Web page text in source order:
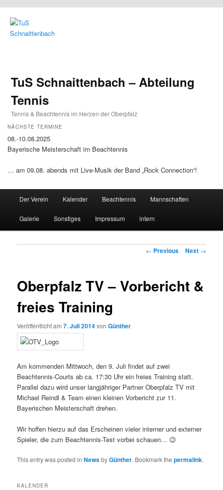
TuS Schnaittenbach – Abteilung
Tennis
Tennis & Beachtennis im Herzen der Oberpfalz
NÄCHSTE TERMINE
08.-10.08.2025
Bayerische Meisterschaft im Beachtennis
… am 09.08. abends mit Live-Musik der Band „Rock Connection“!
Skip to primary content
Skip to secondary content
Der Verein Kalender Beachtennis Mannschaften
Galerie Sonstiges Impressum intern
Post navigation
← Previous Next →
Oberpfalz TV – Vorbericht &
freies Training
Veröffentlicht am7. Juli 2014vonGünther
Am kommenden Mittwoch, den 9. Juli findet auf zwei
Beachtennis-Courts ab ca. 17:30 Uhr ein freies Training statt.
Parallel dazu wird unser langjähriger Partner Oberpfalz TV mit
Michael Reindl & Team einen kleinen Vorbericht zur 11.
Bayerischen Meisterschaft drehen.
Wir hoffen hierzu auf das Erscheinen vieler interner und externer
Spieler, die zum Beachtennis-Test vorbei schauen… 😉
This entry was posted inNewsbyGünther. Bookmark thepermalink.
KALENDER